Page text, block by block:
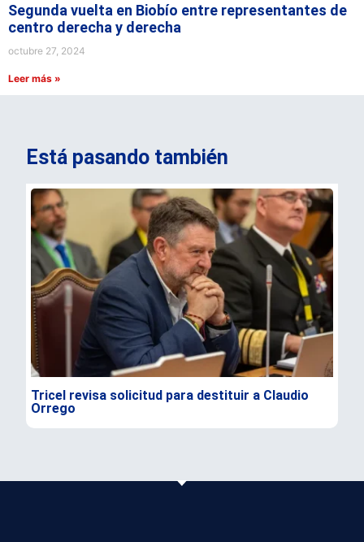
Segunda vuelta en Biobío entre representantes de
centro derecha y derecha
octubre 27, 2024
Leer más »
Está pasando también
Tricel revisa solicitud para destituir a Claudio
Orrego